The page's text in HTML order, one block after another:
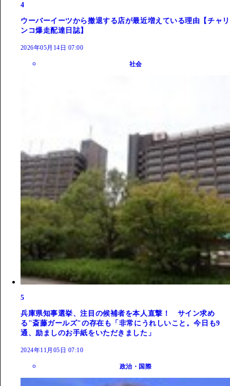
4
ウーバーイーツから撤退する店が最近増えている理由【チャリ
ンコ爆走配達日誌】
2026年05月14日 07:00
社会
5
兵庫県知事選挙、注目の候補者を本人直撃！ サイン求め
る"斎藤ガールズ"の存在も「非常にうれしいこと。今日も9
通、励ましのお手紙をいただきました」
2024年11月05日 07:10
政治・国際